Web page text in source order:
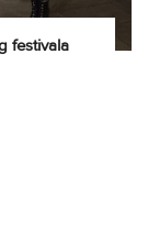
festivala